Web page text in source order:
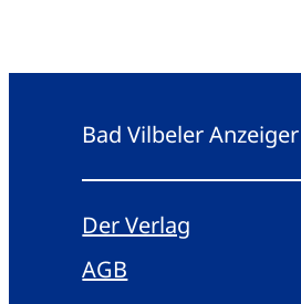
Bad Vilbeler
Der Verlag
AGB